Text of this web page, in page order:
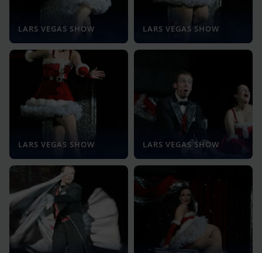
LARS VEGAS SHOW LARS VEGAS SHOW
LARS VEGAS SHOW LARS VEGAS SHOW